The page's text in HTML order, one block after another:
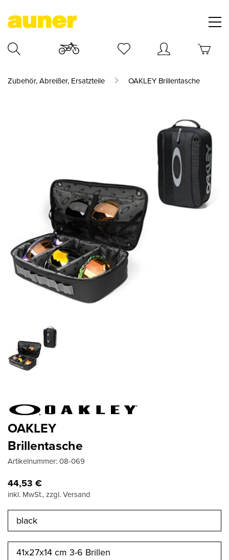
Zubehör, Abreißer, Ersatzteile OAKLEY Brillentasche
OAKLEY
Brillentasche
Artikelnummer:08-069
44,53 €
inkl. MwSt., zzgl. Versand
black
41x27x14 cm 3-6 Brillen